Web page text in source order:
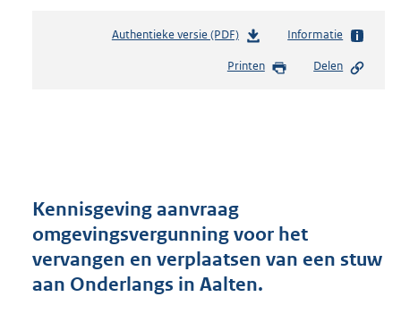
Authentieke versie (PDF)b
s
r
o
t
t
Informatie
Printen Delen
Kennisgeving aanvraag
omgevingsvergunning voor het
vervangen en verplaatsen van een stuw
aan Onderlangs in Aalten.